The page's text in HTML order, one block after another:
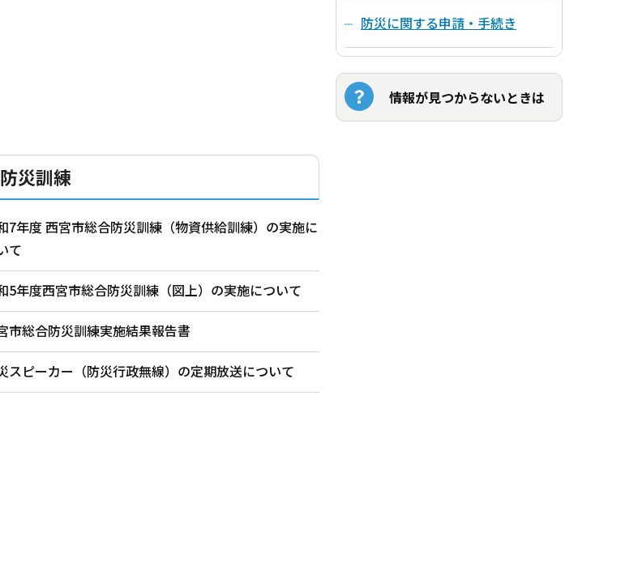
防災訓練
7年度 西宮市総合防災訓練（物資供給訓練）の実施に
て
5年度西宮市総合防災訓練（図上）の実施について
市総合防災訓練実施結果報告書
スピーカー（防災行政無線）の定期放送について
防災に関する申請・手続き
情報が見つからないときは